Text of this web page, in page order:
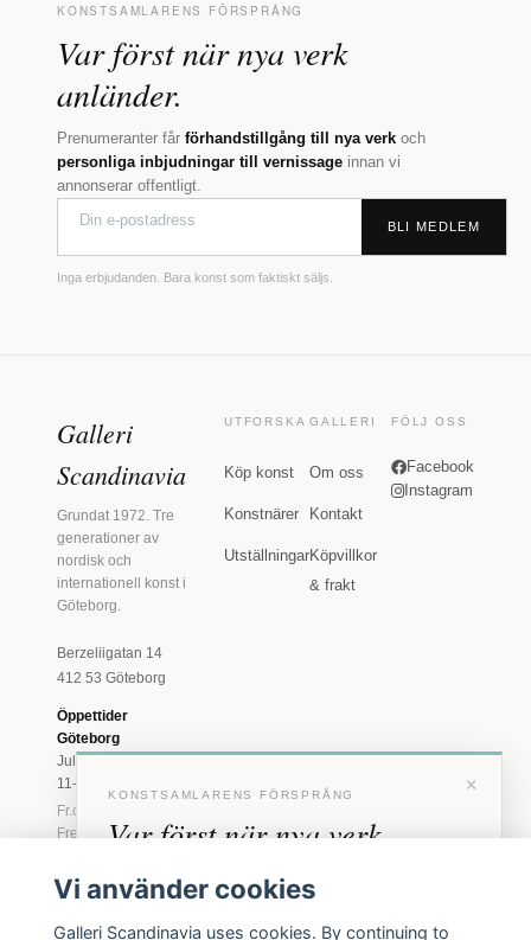
KONSTSAMLARENS FÖRSPRÅNG
Var först när nya verk
anländer.
Prenumeranter får förhandstillgång till nya verk och
personliga inbjudningar till vernissage innan vi
annonserar offentligt.
BLI MEDLEM
Inga erbjudanden. Bara konst som faktiskt säljs.
Galleri
Scandinavia
Grundat 1972. Tre
generationer av
nordisk och
internationell konst i
Göteborg.
Berzeliigatan 14
412 53 Göteborg
Öppettider
Göteborg
Juli: Tis 11-18 · Lör
11-16
Fr.o.m. augusti: Tis-
Fre 11-18 · Lör 11-
Marstrand
UTFORSKA
Köp konst
Konstnärer
Utställningar
GALLERI
Om oss
Kontakt
Köpvillkor
& frakt
FÖLJ OSS
Facebook
Instagram
×
KONSTSAMLARENS FÖRSPRÅNG
Var först när nya verk
anländer
Vi använder cookies
Galleri Scandinavia uses cookies. By continuing to